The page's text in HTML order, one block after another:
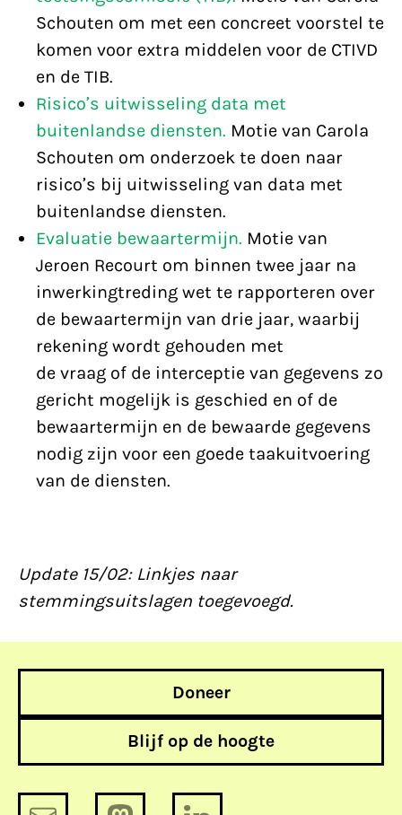
Schouten om met een concreet voorstel te
komen voor extra middelen voor de CTIVD
en de TIB.
Risico’s uitwisseling data met
buitenlandse diensten. Motie van Carola
Schouten om onderzoek te doen naar
risico’s bij uitwisseling van data met
buitenlandse diensten.
Evaluatie bewaartermijn. Motie van
Jeroen Recourt om binnen twee jaar na
inwerkingtreding wet te rapporteren over
de bewaartermijn van drie jaar, waarbij
rekening wordt gehouden met
de vraag of de interceptie van gegevens zo
gericht mogelijk is geschied en of de
bewaartermijn en de bewaarde gegevens
nodig zijn voor een goede taakuitvoering
van de diensten.
Update 15/02: Linkjes naar
stemmingsuitslagen toegevoegd.
Doneer
Blijf op de hoogte